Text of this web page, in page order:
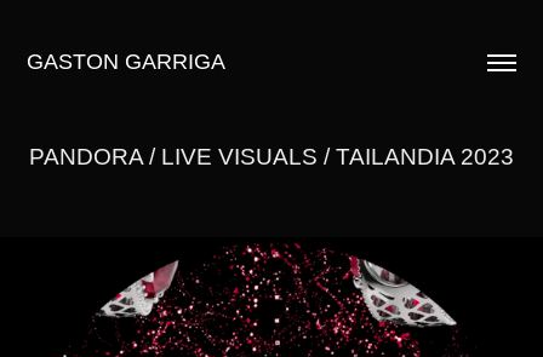
GASTON GARRIGA
PANDORA / LIVE VISUALS / TAILANDIA 2023